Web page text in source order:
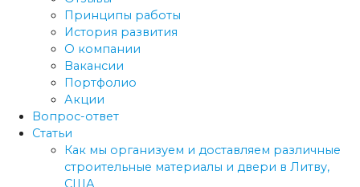
Принципы работы
История развития
О компании
Вакансии
Портфолио
Акции
Вопрос-ответ
Статьи
Как мы организуем и доставляем различные
строительные материалы и двери в Литву,
США